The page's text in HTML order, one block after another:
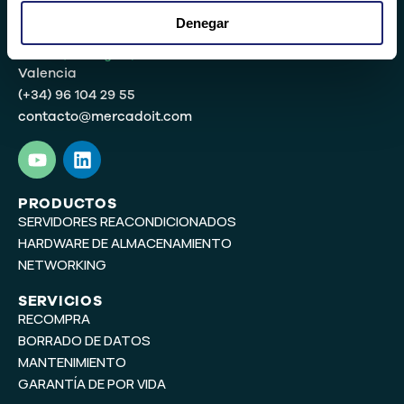
Denegar
Valencia
(+34) 96 104 29 55
contacto@mercadoit.com
Y
o
u
t
u
b
e
L
i
n
k
e
d
i
PRODUCTOS
SERVIDORES REACONDICIONADOS
HARDWARE DE ALMACENAMIENTO
NETWORKING
SERVICIOS
RECOMPRA
BORRADO DE DATOS
MANTENIMIENTO
GARANTÍA DE POR VIDA